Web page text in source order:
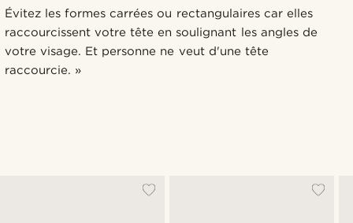
Évitez les formes carrées ou rectangulaires car elles
raccourcissent votre tête en soulignant les angles de
votre visage. Et personne ne veut d'une tête
raccourcie. »